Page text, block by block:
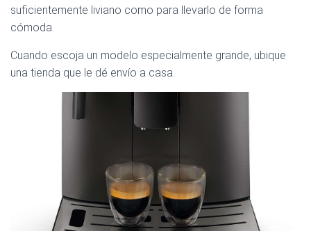
suficientemente liviano como para llevarlo de forma
cómoda.
Cuando escoja un modelo especialmente grande, ubique
una tienda que le dé envío a casa.